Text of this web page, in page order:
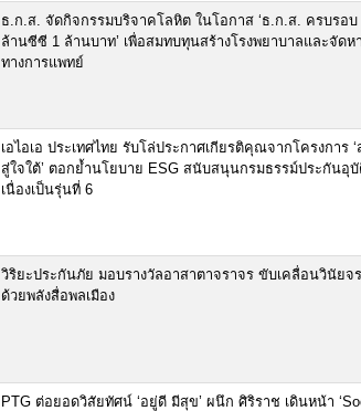
ธ.ก.ส. จัดกิจกรรมบริจาคโลหิต ในโอกาส ‘ธ.ก.ส. ครบรอบ
ล้านซีซี 1 ล้านบาท’ เพื่อสมทบทุนสร้างโรงพยาบาลและจัด
ทางการแพทย์
เอไอเอ ประเทศไทย รับโล่ประกาศเกียรติคุณจากโครงการ
สู่ใจใต้’ ตอกย้ำนโยบาย ESG สนับสนุนกรมธรรม์ประกันอุบั
เนื่องเป็นรุ่นที่ 6
วิริยะประกันภัย มอบรางวัลอาสาตาจราจร ขับเคลื่อนวินัยจ
ด้วยพลังสื่อพลเมือง
PTG ต่อยอดวิสัยทัศน์ ‘อยู่ดี มีสุข’ ผนึก ศิริราช เดินหน้า